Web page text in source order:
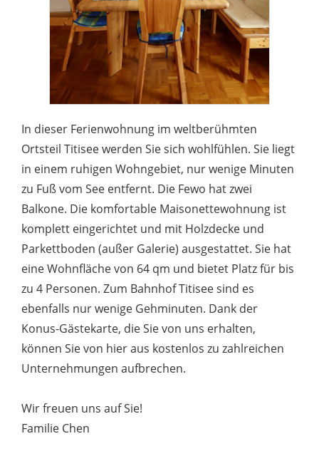
In dieser Ferienwohnung im weltberühmten
Ortsteil Titisee werden Sie sich wohlfühlen. Sie liegt
in einem ruhigen Wohngebiet, nur wenige Minuten
zu Fuß vom See entfernt. Die Fewo hat zwei
Balkone. Die komfortable Maisonettewohnung ist
komplett eingerichtet und mit Holzdecke und
Parkettboden (außer Galerie) ausgestattet. Sie hat
eine Wohnfläche von 64 qm und bietet Platz für bis
zu 4 Personen. Zum Bahnhof Titisee sind es
ebenfalls nur wenige Gehminuten. Dank der
Konus-Gästekarte, die Sie von uns erhalten,
können Sie von hier aus kostenlos zu zahlreichen
Unternehmungen aufbrechen.
Wir freuen uns auf Sie!
Familie Chen